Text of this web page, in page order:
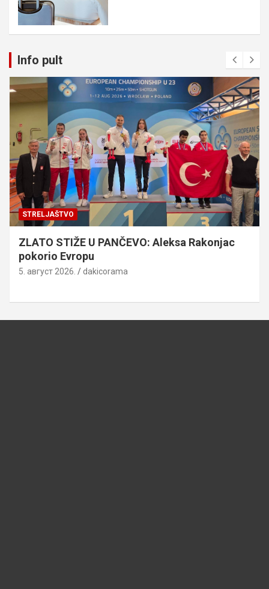
Info pult
STRELJAŠTVO
ZLATO STIŽE U PANČEVO: Aleksa Rakonjac
pokorio Evropu
5. август 2026. dakicorama